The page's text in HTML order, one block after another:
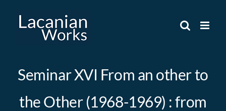
Seminar XVI From an other to
the Other (1968-1969) : from